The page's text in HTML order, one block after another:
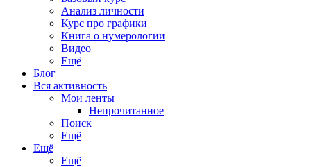
Анализ личности
Курс про графики
Книга о нумерологии
Видео
Ещё
Блог
Вся активность
Мои ленты
Непрочитанное
Поиск
Ещё
Ещё
Ещё